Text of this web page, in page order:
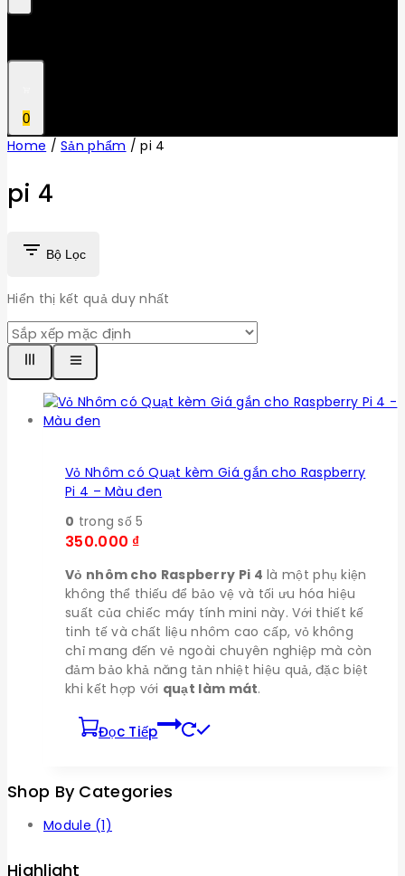
0
Home / Sản phẩm / pi 4
pi 4
Bộ Lọc
Hiển thị kết quả duy nhất
Vỏ Nhôm có Quạt kèm Giá gắn cho Raspberry
Pi 4 – Màu đen
0 trong số 5
350.000 ₫
Vỏ nhôm cho Raspberry Pi 4 là một phụ kiện
không thể thiếu để bảo vệ và tối ưu hóa hiệu
suất của chiếc máy tính mini này. Với thiết kế
tinh tế và chất liệu nhôm cao cấp, vỏ không
chỉ mang đến vẻ ngoài chuyên nghiệp mà còn
đảm bảo khả năng tản nhiệt hiệu quả, đặc biệt
khi kết hợp với quạt làm mát.
Đọc Tiếp
Shop By Categories
Module (1)
Highlight